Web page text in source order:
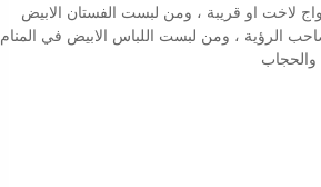
لاخت او قريبة ، ومن لبست الفستان الابيض
الرؤية ، ومن لبست اللباس الابيض في المنام
والحجاب